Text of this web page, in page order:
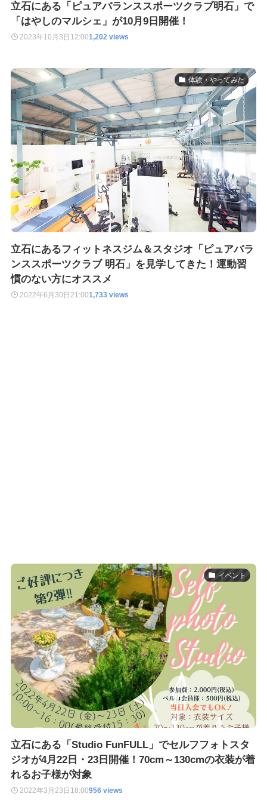
立石にある「ピュアバランススポーツクラブ明石」で
「はやしのマルシェ」が10月9日開催！
2023年10月3日 12:001,202 views
体験・やってみた
立石にあるフィットネスジム＆スタジオ「ピュアバラ
ンススポーツクラブ 明石」を見学してきた！運動習
慣のない方にオススメ
2022年6月30日 21:001,733 views
イベント
立石にある「Studio FunFULL」でセルフフォトスタ
ジオが4月22日・23日開催！70cm～130cmの衣装が着
れるお子様が対象
2022年3月23日 18:00956 views